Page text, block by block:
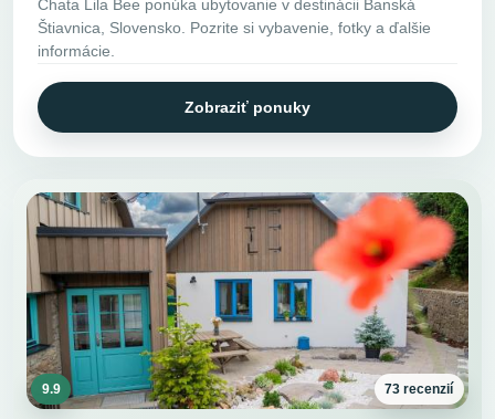
Chata Lila Bee ponúka ubytovanie v destinácii Banská
Štiavnica, Slovensko. Pozrite si vybavenie, fotky a ďalšie
informácie.
Zobraziť ponuky
9.9 73 recenzií